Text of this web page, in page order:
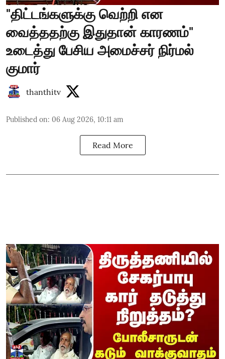
"திட்டங்களுக்கு வெற்றி என
வைத்ததற்கு இதுதான் காரணம்"
உடைத்து பேசிய அமைச்சர் நிர்மல்
குமார்
thanthitv
Published on: 06 Aug 2026, 10:11 am
Read More